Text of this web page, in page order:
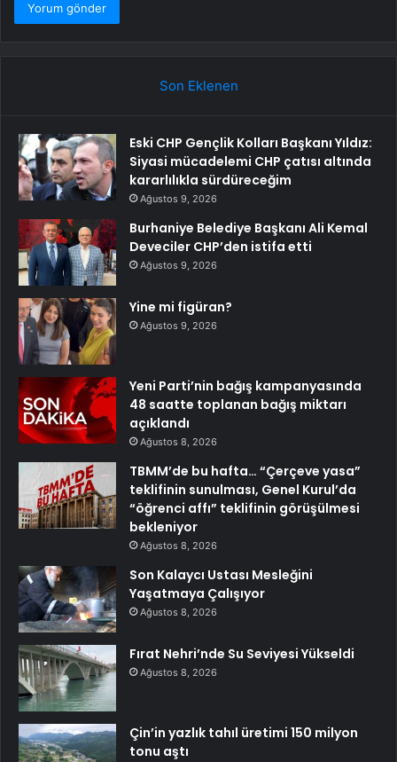
Son Eklenen
Eski CHP Gençlik Kolları Başkanı Yıldız:
Siyasi mücadelemi CHP çatısı altında
kararlılıkla sürdüreceğim
Ağustos 9, 2026
Burhaniye Belediye Başkanı Ali Kemal
Deveciler CHP’den istifa etti
Ağustos 9, 2026
Yine mi figüran?
Ağustos 9, 2026
Yeni Parti’nin bağış kampanyasında
48 saatte toplanan bağış miktarı
açıklandı
Ağustos 8, 2026
TBMM’de bu hafta… “Çerçeve yasa”
teklifinin sunulması, Genel Kurul’da
“öğrenci affı” teklifinin görüşülmesi
bekleniyor
Ağustos 8, 2026
Son Kalaycı Ustası Mesleğini
Yaşatmaya Çalışıyor
Ağustos 8, 2026
Fırat Nehri’nde Su Seviyesi Yükseldi
Ağustos 8, 2026
Çin’in yazlık tahıl üretimi 150 milyon
tonu aştı